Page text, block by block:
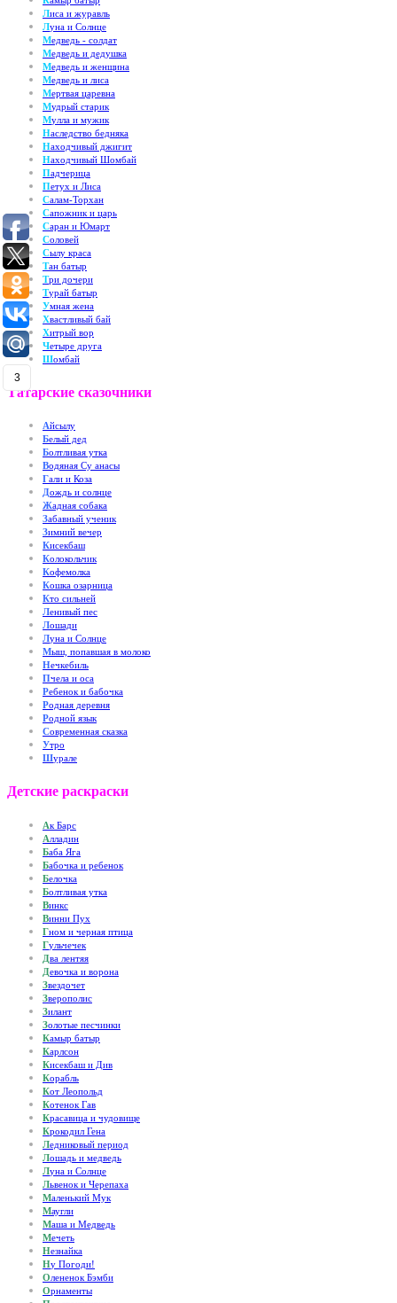
Лиса и журавль
Луна и Солнце
Медведь - солдат
Медведь и дедушка
Медведь и женщина
Медведь и лиса
Мертвая царевна
Мудрый старик
Мулла и мужик
Наследство бедняка
Находчивый джигит
Находчивый Шомбай
Падчерица
Петух и Лиса
Салам-Торхан
Сапожник и царь
Саран и Юмарт
Соловей
Сылу краса
Тан батыр
Три дочери
Турай батыр
Умная жена
Хвастливый бай
Хитрый вор
Четыре друга
Шомбай
Татарские сказочники
Айсылу
Белый дед
Болтливая утка
Водяная Су анасы
Гали и Коза
Дождь и солнце
Жадная собака
Забавный ученик
Зимний вечер
Кисекбаш
Колокольчик
Кофемолка
Кошка озарница
Кто сильней
Ленивый пес
Лошади
Луна и Солнце
Мыш, попавшая в молоко
Нечкебиль
Пчела и оса
Ребенок и бабочка
Родная деревня
Родной язык
Современная сказка
Утро
Шурале
Детские раскраски
Ак Барс
Алладин
Баба Яга
Бабочка и ребенок
Белочка
Болтливая утка
Винкс
Винни Пух
Гном и черная птица
Гульчечек
Два лентяя
Девочка и ворона
Звездочет
Зверополис
Зилант
Золотые песчинки
Камыр батыр
Карлсон
Кисекбаш и Див
Корабль
Кот Леопольд
Котенок Гав
Красавица и чудовище
Крокодил Гена
Ледниковый период
Лошадь и медведь
Луна и Солнце
Львенок и Черепаха
Маленький Мук
Маугли
Маша и Медведь
Мечеть
Незнайка
Ну Погоди!
Олененок Бэмби
Орнаменты
3